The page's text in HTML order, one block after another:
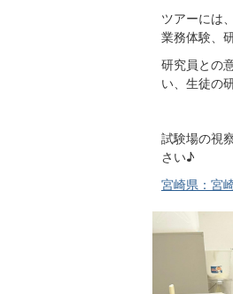
ツアーには
業務体験、
研究員との
い、生徒の
試験場の視
さい♪
宮崎県：宮